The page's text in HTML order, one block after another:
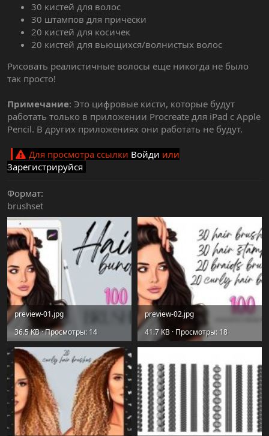
30 кистей для волос
30 штампов для прически
20 кистей для косичек
20 кистей для вьющихся/волнистых волос
Рисовать реалистичные волосы еще никогда не было
так просто!
Примечание: Это цифровые кисти, которые будут
работать только в приложении Procreate для iPad с Apple
Pencil. В других приложениях они работать не будут.
Для просмотра ссылки Войди или
Зарегистрируйся
Формат
brushset
preview-01.jpg
36.5 KB · Просмотры: 14
preview-02.jpg
41.7 KB · Просмотры: 18